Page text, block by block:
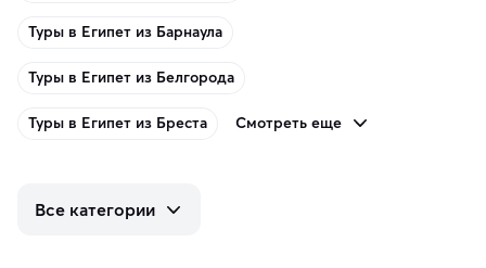
Туры в Египет из Барнаула
Туры в Египет из Белгорода
Туры в Египет из Бреста Смотреть еще
Все категории